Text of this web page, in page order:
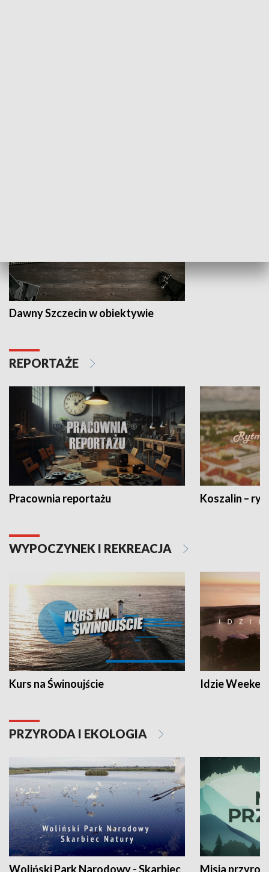
Dawny Szczecin w obiektywie
REPORTAŻE
Pracownia reportażu Koszalin –
WYPOCZYNEK I REKREACJA
Kurs na Świnoujście Idzie
PRZYRODA I EKOLOGIA
Woliński Park Narodowy - Skarbiec
Misja